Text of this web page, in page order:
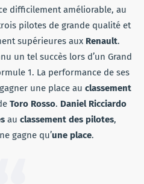
difficilement améliorable, au
pilotes de grande qualité et
supérieures aux Renault.
un tel succès lors d’un Grand
1. La performance de ses
une place au classement
Toro Rosso. Daniel Ricciardo
au classement des pilotes,
ne gagne qu’une place.